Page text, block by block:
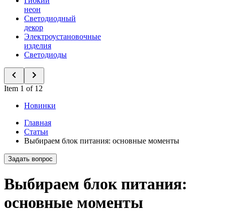
неон
Светодиодный
декор
Электроустановочные
изделия
Светодиоды
Item 1 of 12
Новинки
Главная
Статьи
Выбираем блок питания: основные моменты
Задать вопрос
Выбираем блок питания:
основные моменты